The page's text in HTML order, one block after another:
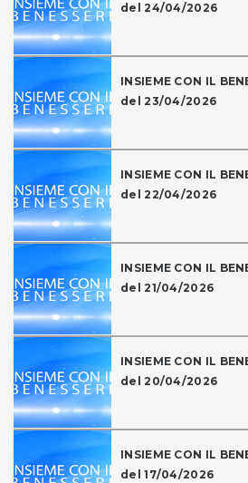
del 24/04/2026
INSIEME CON IL
del 23/04/2026
INSIEME CON IL
del 22/04/2026
INSIEME CON IL
del 21/04/2026
INSIEME CON IL
del 20/04/2026
INSIEME CON IL
del 17/04/2026